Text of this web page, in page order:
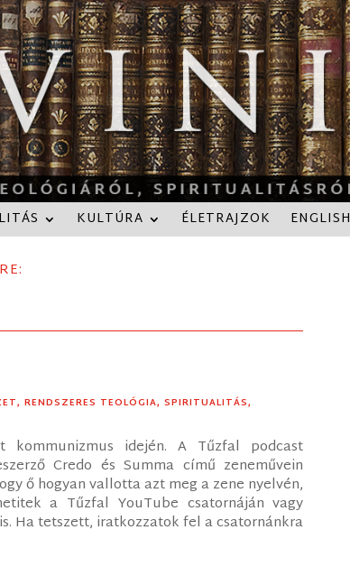
KULTÚRA ÉLETRAJZOK ENGLISH
,RENDSZERES TEOLÓGIA,SPIRITUALITÁS,
idején. A Tűzfal podcast
Credo és Summa című zeneművein
ő hogyan vallotta azt meg a zene nyelvén,
a Tűzfal YouTube csatornáján vagy
Ha tetszett, iratkozzatok fel a csatornánkra